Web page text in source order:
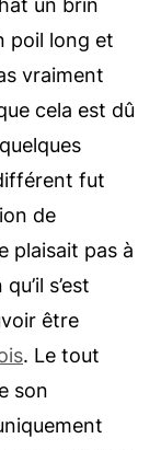
un brin
poil long et
vraiment
cela est dû
fut
de
plaisait pas à
s’est
être
. Le tout
son